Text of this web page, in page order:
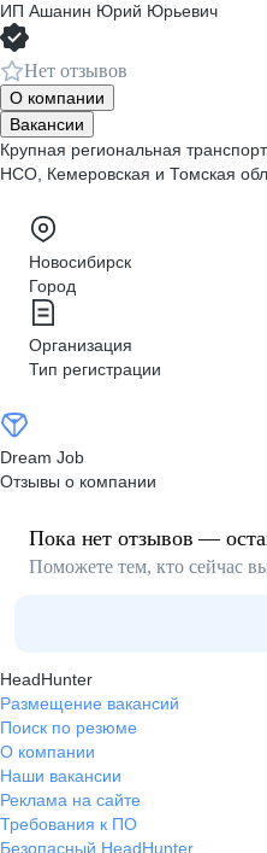
ИП Ашанин Юрий Юрьевич
Нет отзывов
О компании
Вакансии
Крупная региональная
НСО, Кемеровская и Томская
Новосибирск
Город
Организация
Тип регистрации
Dream Job
Отзывы о компании
Пока нет отзывов —
Поможете тем, кто сейчас
HeadHunter
Размещение вакансий
Поиск по резюме
О компании
Наши вакансии
Реклама на сайте
Требования к ПО
Безопасный HeadHunter